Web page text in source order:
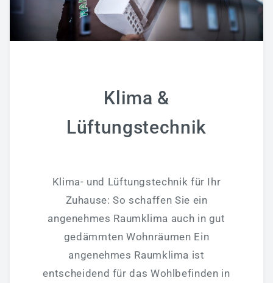
Wir Sind RAPIRO
Badmodernisierung - Bäder Zum Wohlfühlen!
Fliesenverlegung - Wir Können Auch Fliese!
Klima & Lüftungstechnik
Elektrotechnik - Wir Stehen Unter Spannung!
Wartung/Inspektion & 24h Notdienst
Sanitärtechnik
Klima &
Lüftungstechnik
Klima- und Lüftungstechnik für Ihr
Zuhause: So schaffen Sie ein
angenehmes Raumklima auch in gut
gedämmten Wohnräumen Ein
angenehmes Raumklima ist
entscheidend für das Wohlbefinden in